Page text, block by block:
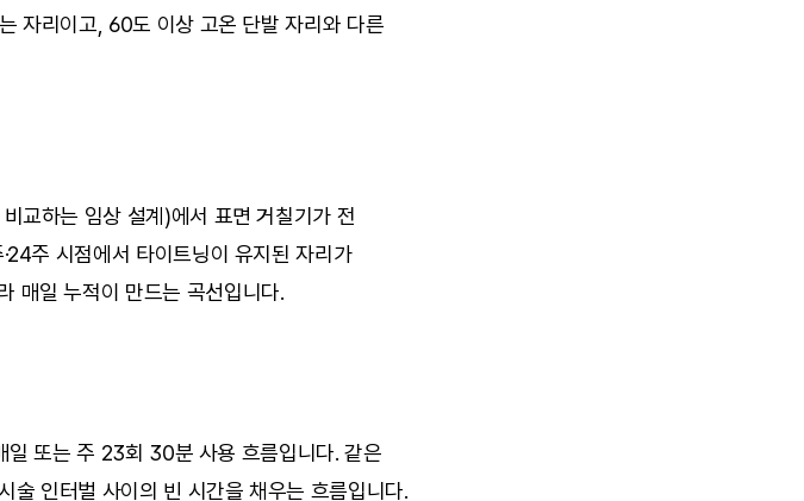
자리이고, 60도 이상 고온 단발 자리와 다른
교하는 임상 설계)에서 표면 거칠기가 전
주 시점에서 타이트닝이 유지된 자리가
매일 누적이 만드는 곡선입니다.
일 또는 주 23회 30분 사용 흐름입니다. 같은
술 인터벌 사이의 빈 시간을 채우는 흐름입니다.